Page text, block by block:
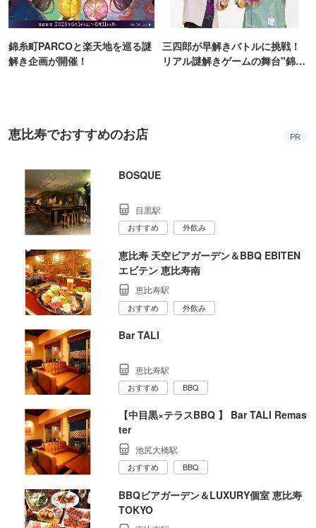
錦糸町PARCOと楽天地を巡る謎
解き企画が開催！
三四郎が早解きバトルに挑戦！
リアル謎解きゲームの舞台"錦糸
恵比寿でおすすめのお店 PR
BOSQUE
目黒駅
おすすめ 外飲み
恵比寿 天空ビアガーデン＆BBQ EBITEN
エビテン 恵比寿南
恵比寿駅
おすすめ 外飲み
Bar TALI
恵比寿駅
おすすめ BBQ
【中目黒×テラスBBQ 】 Bar TALI Remas
ter
池尻大橋駅
おすすめ BBQ
BBQビアガーデン＆LUXURY個室 恵比寿
TOKYO